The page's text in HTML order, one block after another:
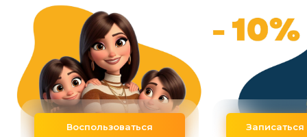
Воспользоваться